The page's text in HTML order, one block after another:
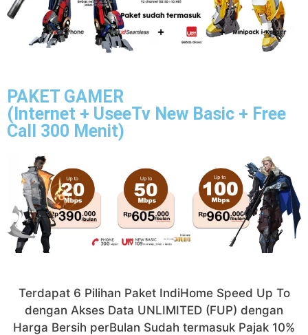
PAKET GAMER
(Internet + UseeTv New Basic + Free
Call 300 Menit)
Terdapat 6 Pilihan Paket IndiHome Speed Up To
dengan Akses Data UNLIMITED (FUP) dengan
Harga Bersih perBulan Sudah termasuk Pajak 10%